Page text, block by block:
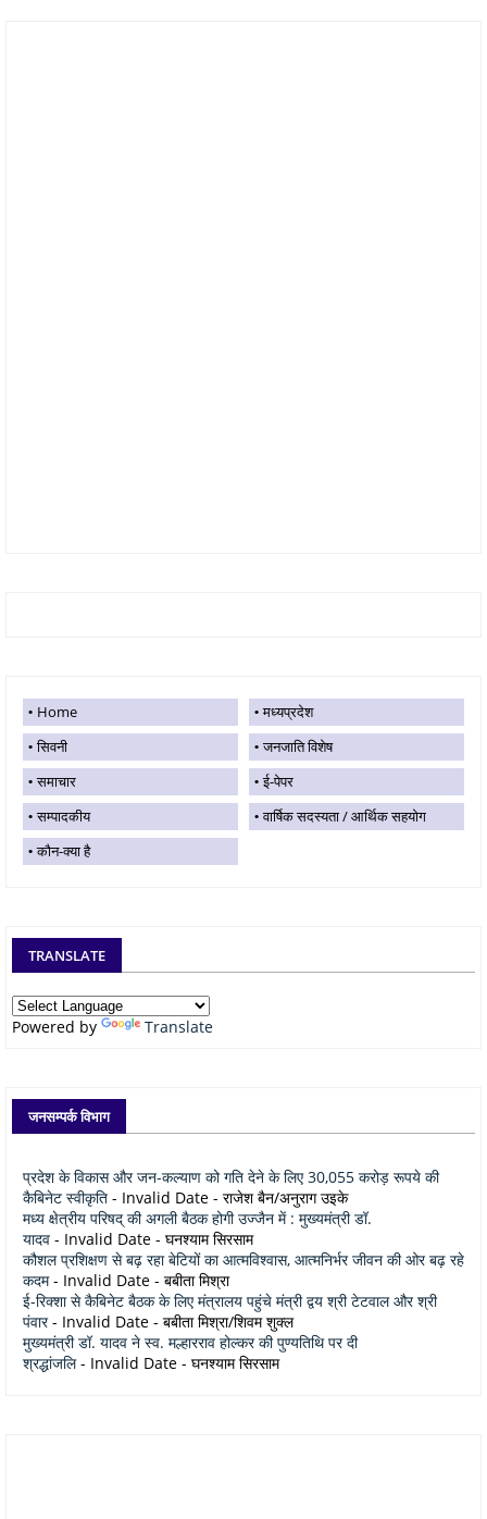
Home
मध्यप्रदेश
सिवनी
जनजाति विशेष
समाचार
ई-पेपर
सम्पादकीय
वार्षिक सदस्यता / आर्थिक सहयोग
कौन-क्या है
TRANSLATE
Powered by Translate
जनसम्पर्क विभाग
प्रदेश के विकास और जन-कल्याण को गति देने के लिए 30,055 करोड़ रूपये की
कैबिनेट स्वीकृति - Invalid Date - राजेश बैन/अनुराग उइके
मध्य क्षेत्रीय परिषद् की अगली बैठक होगी उज्जैन में : मुख्यमंत्री डॉ.
यादव - Invalid Date - घनश्याम सिरसाम
कौशल प्रशिक्षण से बढ़ रहा बेटियों का आत्मविश्वास, आत्मनिर्भर जीवन की ओर बढ़ रहे
कदम- Invalid Date - बबीता मिश्रा
ई-रिक्शा से कैबिनेट बैठक के लिए मंत्रालय पहुंचे मंत्री द्वय श्री टेटवाल और श्री
पंवार- Invalid Date - बबीता मिश्रा/शिवम शुक्ल
मुख्यमंत्री डॉ. यादव ने स्व. मल्हारराव होल्कर की पुण्यतिथि पर दी
श्रद्धांजलि- Invalid Date - घनश्याम सिरसाम